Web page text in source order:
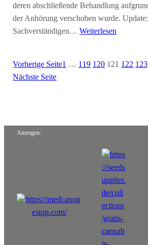
deren abschließende Behandlung
der Anhörung verschoben wurde.
Sachverständigen…Weiterlesen
Vorherige Seite1 … 119 120 121 122 123
Nächste Seite
Anzeigen: